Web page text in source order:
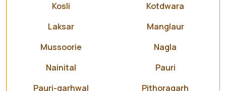
Kosli
Kotdwara
Laksar
Manglaur
Mussoorie
Nagla
Nainital
Pauri
Pauri-garhwal
Pithoragarh